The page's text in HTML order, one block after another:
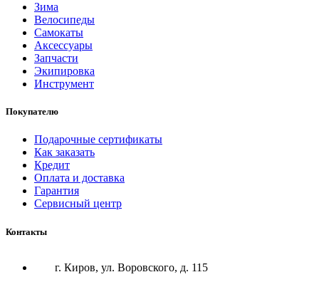
Зима
Велосипеды
Самокаты
Аксессуары
Запчасти
Экипировка
Инструмент
Покупателю
Подарочные сертификаты
Как заказать
Кредит
Оплата и доставка
Гарантия
Сервисный центр
Контакты
г. Киров, ул. Воровского, д. 115